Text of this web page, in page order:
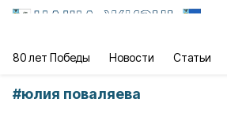
80 лет Победы Новости Статьи
#юлия поваляева